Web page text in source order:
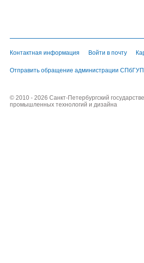
Контактная информация Войти в почту
Отправить обращение администрации
© 2010 - 2026 Санкт-Петербургский
промышленных технологий и дизайна